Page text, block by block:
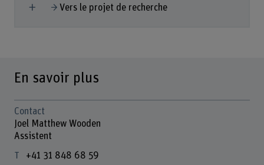
Afficher plus
Vers le projet de recherche
En savoir plus
Contact
Joel Matthew Wooden
Assistent
+41 31 848 68 59